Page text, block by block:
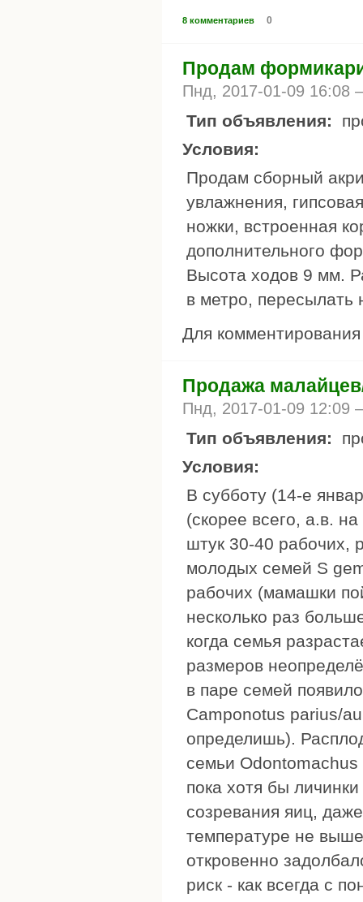
8 комментариев 0
Продам
Пнд, 2017-01-09
Тип объявления:
Условия:
Продам сборный
увлажнения,
ножки, встроенная
дополнительного
Высота ходов 9 мм.
в метро, пересылать
Для
Продажа
Пнд, 2017-01-09
Тип объявления:
Условия:
В субботу (14-е
(скорее всего, а.в.
штук 30-40 рабочих,
молодых семей S
рабочих (мамашки
несколько раз
когда семья
размеров
в паре семей
Camponotus parius/
определишь).
семьи
пока хотя бы
созревания яиц,
температуре не
откровенно
риск - как всегда с